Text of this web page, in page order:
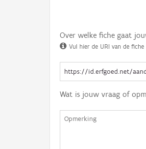
Over welke fiche gaat
Vul hier de URI van de
Wat is jouw vraag of